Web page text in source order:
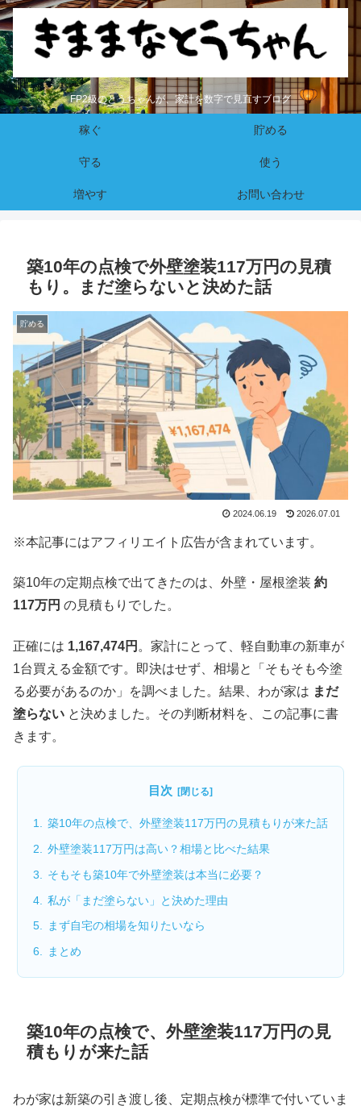
FP2級のとうちゃんが、家計を数字で見直すブログ
稼ぐ 貯める
守る 使う
増やす お問い合わせ
築10年の点検で外壁塗装117万円の見積
もり。まだ塗らないと決めた話
貯める
2024.06.19 2026.07.01
※本記事にはアフィリエイト広告が含まれています。
築10年の定期点検で出てきたのは、外壁・屋根塗装 約
117万円 の見積もりでした。
正確には 1,167,474円 。家計にとって、軽自動車の新車が
1台買える金額です。即決はせず、相場と「そもそも今塗
る必要があるのか」を調べました。結果、わが家は まだ
塗らない と決めました。その判断材料を、この記事に書
きます。
目次
築10年の点検で、外壁塗装117万円の見積もりが来た話
外壁塗装117万円は高い？相場と比べた結果
そもそも築10年で外壁塗装は本当に必要？
私が「まだ塗らない」と決めた理由
まず自宅の相場を知りたいなら
まとめ
築10年の点検で、外壁塗装117万円の見
積もりが来た話
わが家は新築の引き渡し後、定期点検が標準で付いていま